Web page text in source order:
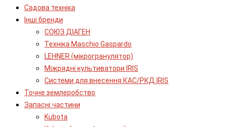
Садова техніка
Інші бренди
СОЮЗ ДІАГЕН
Техніка Maschio Gaspardo
LEHNER (мікрогранулятор)
Міжрядні культиватори IRIS
Системи для внесення КАС/РКД IRIS
Точне землеробство
Запасні частини
Kubota